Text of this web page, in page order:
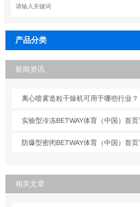
产品分类
新闻资讯
离心喷雾造粒干燥机可用于哪些行业？
实验型冷冻BETWAY体育（中国）首
防爆型密闭BETWAY体育（中国）首
相关文章